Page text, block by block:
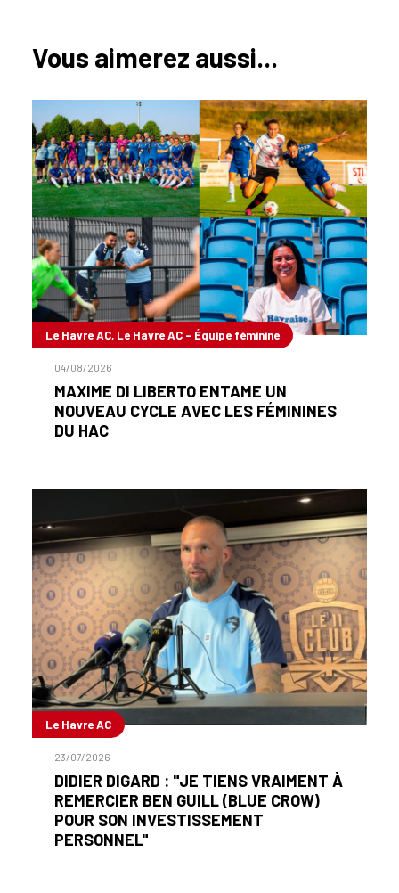
Vous aimerez aussi...
Le Havre AC, Le Havre AC - Équipe féminine
04/08/2026
MAXIME DI LIBERTO ENTAME UN
NOUVEAU CYCLE AVEC LES FÉMININES
DU HAC
Le Havre AC
23/07/2026
DIDIER DIGARD : "JE TIENS VRAIMENT À
REMERCIER BEN GUILL (BLUE CROW)
POUR SON INVESTISSEMENT
PERSONNEL"